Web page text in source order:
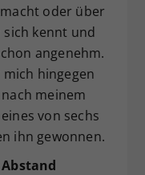
oder über
kennt und
angenehm.
hingegen
meinem
von sechs
ihn gewonnen.